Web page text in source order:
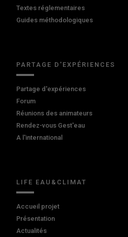
Textes réglementaires
Guides méthodologiques
PARTAGE D'EXPÉRIENCES
Partage d'expériences
Forum
Réunions des animateurs
Rendez-vous Gest'eau
A l'international
LIFE EAU&CLIMAT
Accueil projet
Présentation
Actualités